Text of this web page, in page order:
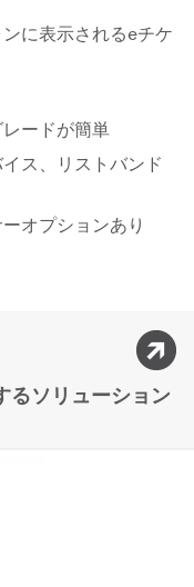
に表示されるeチケ
ードが簡単
ス、リストバンド
オプションあり
るソリューション